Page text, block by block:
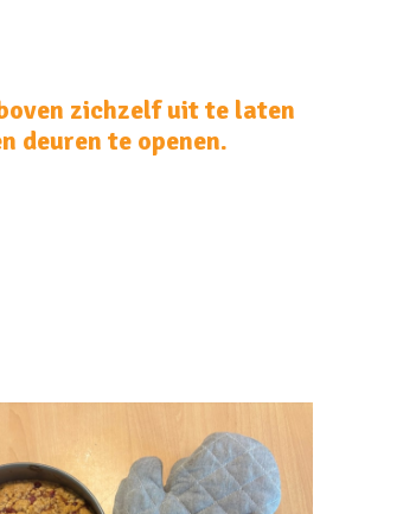
zichzelf uit te laten
deuren te openen.